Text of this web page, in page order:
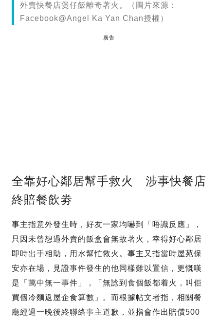
外賣快餐店煲仔飯離奇著火。（圖片來源：
Facebook@Angel Ka Yan Chan授權）
廣告
全靠好心鄰居幫手救火 涉事快餐店
終賠餐飲劵
事主指意外發生時，好友一家均嚇到「唔識反應」，
只因未曾想過外賣的飯盒會無故著火，幸得好心鄰居
即時出手相助，用水幫忙救火。事主又指當時屋苑保
安亦在場，見證事件發生的他同樣難以置信，更慨嘆
是「萬中無一事件」，「無諗到食個飯都着火，叫佢
買個冷麵返屋企食算數」。而根據帖文者指，相關餐
廳經過一晚後終聯絡事主道歉，並指會作出賠償500